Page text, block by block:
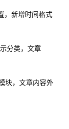
，新增时间格式
分类，文章
块，文章内容外